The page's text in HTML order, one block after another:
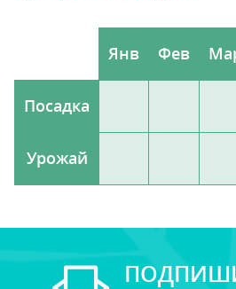
Янв Фев
Посадка
Урожай